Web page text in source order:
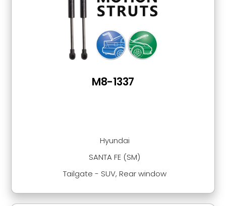
Hyundai
SANTA FE (SM)
Tailgate - SUV, Rear window
M8-1337